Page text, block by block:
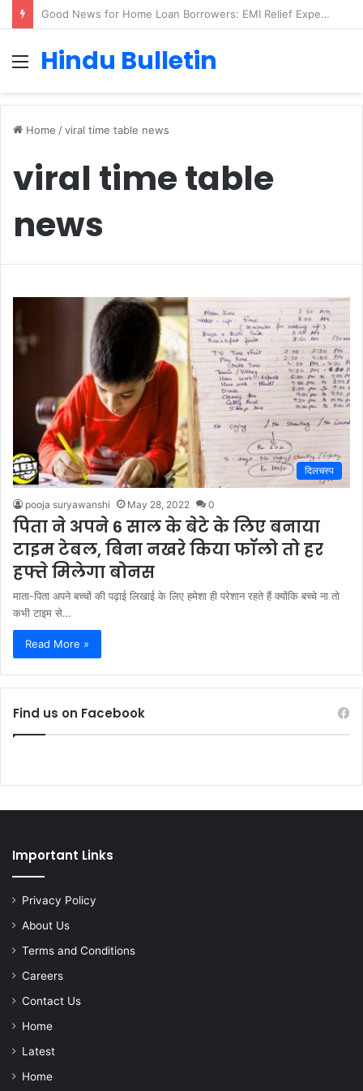
Good News for Home Loan Borrowers: EMI Relief Expected in 2025
Menu
Hindu Bulletin
Home /viral time table news
viral time table
news
दिलचस्प
pooja suryawanshi May 28, 2022 0
पिता ने अपने 6 साल के बेटे के लिए बनाया
टाइम टेबल, बिना नखरे किया फॉलो तो हर
हफ्ते मिलेगा बोनस
माता-पिता अपने बच्चों की पढ़ाई लिखाई के लिए हमेशा ही परेशान रहते हैं क्योंकि बच्चे ना तो
कभी टाइम से…
Read More »
Find us on Facebook
Important Links
Privacy Policy
About Us
Terms and Conditions
Careers
Contact Us
Home
Latest
Home